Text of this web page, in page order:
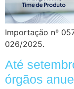
Importação nº
026/2025.
Até
órgãos